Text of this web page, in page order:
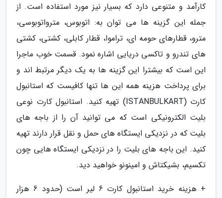
کارآمد و متنوعی دارد که بسیار نیز مورد استفاده است. از
جمله این گزینه ها می توان به: اتوبوس، مترواتوبوسی،
مترو، قطارهای حومه ای، تراموا، قطار کابلی، کشتی، کشتی
های تندرو و تاکسی دریایی اشاره نمود. قسمت خوب ماجرا
این است که بیشترا این گزینه ها به یک دیگر مرتبط اند و
برای پرداخت هزینه همه این ها تنها کافیست که استانبول
کارت (ISTANBULKART) تهیه کنید. استانبول کارت نوعی
بلیت الکترونیکی است که می توانید آن را از باجه های
بلیت که در نزدیکی ایستگاه های حمل و نقل قرار دارند تهیه
کنید. این باجه های بلیت را در نزدیکی ایستگاه هایی چون
تکسیم، بشیکتاش و امینونو خواهید دید.
+ هزینه خرید استانبول کارت 6 لیر است (حدود 6 هزار